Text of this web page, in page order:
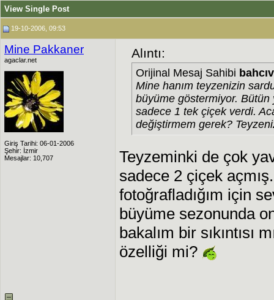
View Single Post
19-10-2006, 09:53
Mine Pakkaner
agaclar.net
Giriş Tarihi: 06-01-2006
Şehir: İzmir
Mesajlar: 10,707
Alıntı:
Orijinal Mesaj Sahibi
Mine hanım teyzenizin
büyüme göstermiyor. Bütün
sadece 1 tek çiçek verdi.
değiştirmem gerek?
Teyzeminki de çok
sadece 2 çiçek
fotoğrafladığım için
büyüme sezonunda
bakalım bir sıkıntısı
özelliği mi?